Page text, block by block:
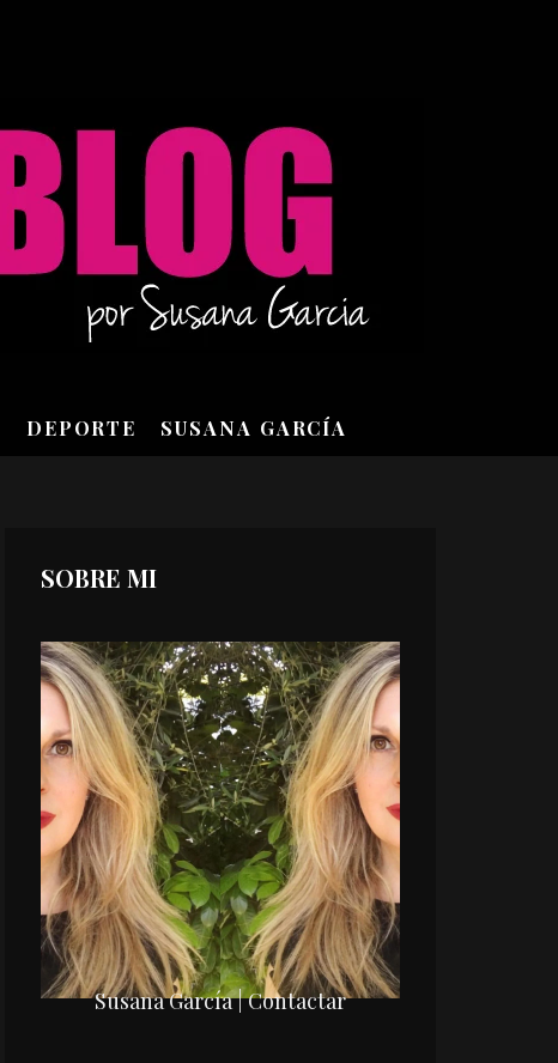
DEPORTE SUSANA GARCÍA
SOBRE MI
Susana García | Contactar